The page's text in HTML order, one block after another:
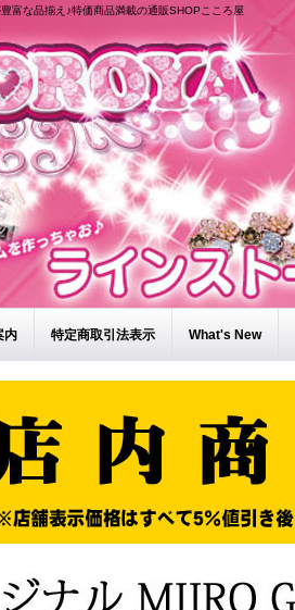
富な品揃え♪特価商品満載の通販SHOPこころ屋
内 特定商取引法表示 What's New